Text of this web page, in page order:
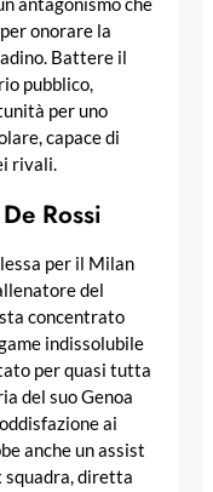
onorare la
Battere il
pubblico,
per uno
capace di
rivali.
Rossi
per il Milan
del
concentrato
indissolubile
per quasi tutta
del suo Genoa
ai
anche un assist
squadra, diretta